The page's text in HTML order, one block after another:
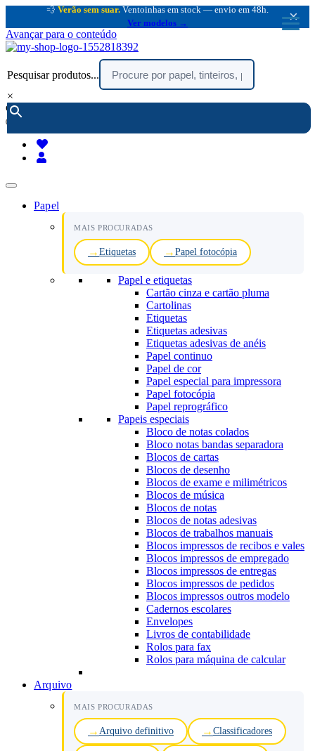
💨 Verão sem suar. Ventoinhas em stock — envio em 48h.
Ver modelos →
×
Avançar para o conteúdo
Pesquisar produtos...
×
encomendar por telefone :
(chamada rede fixa nacional)
Papel
MAIS PROCURADAS
Etiquetas Papel fotocópia
Papel e etiquetas
Cartão cinza e cartão pluma
Cartolinas
Etiquetas
Etiquetas adesivas
Etiquetas adesivas de anéis
Papel continuo
Papel de cor
Papel especial para impressora
Papel fotocópia
Papel reprográfico
Papeis especiais
Bloco de notas colados
Bloco notas bandas separadora
Blocos de cartas
Blocos de desenho
Blocos de exame e milimétricos
Blocos de música
Blocos de notas
Blocos de notas adesivas
Blocos de trabalhos manuais
Blocos impressos de recibos e vales
Blocos impressos de empregado
Blocos impressos de entregas
Blocos impressos de pedidos
Blocos impressos outros modelo
Cadernos escolares
Envelopes
Livros de contabilidade
Rolos para fax
Rolos para máquina de calcular
Arquivo
MAIS PROCURADAS
Arquivo definitivo Classificadores